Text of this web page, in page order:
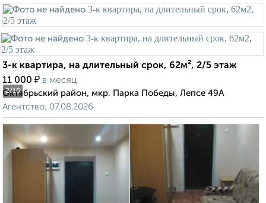
2/10
3-к квартира, на длительный срок, 62м², 2/5 этаж
11 000 ₽ в месяц
Октябрьский район, мкр. Парка Победы, Лепсе 49А
Агентство, 07.08.2026